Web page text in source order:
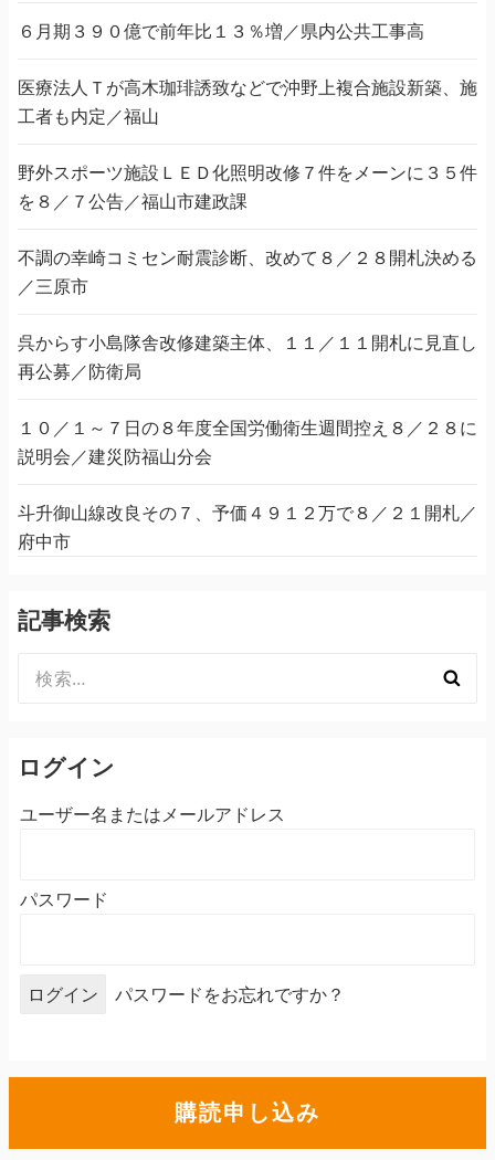
６月期３９０億で前年比１３％増／県内公共工事高
医療法人Ｔが高木珈琲誘致などで沖野上複合施設新築、施
工者も内定／福山
野外スポーツ施設ＬＥＤ化照明改修７件をメーンに３５件
を８／７公告／福山市建政課
不調の幸崎コミセン耐震診断、改めて８／２８開札決める
／三原市
呉からす小島隊舎改修建築主体、１１／１１開札に見直し
再公募／防衛局
１０／１～７日の８年度全国労働衛生週間控え８／２８に
説明会／建災防福山分会
斗升御山線改良その７、予価４９１２万で８／２１開札／
府中市
記事検索
索:
ログイン
ユーザー名またはメールアドレス
パスワード
パスワードをお忘れですか？
購読申し込み